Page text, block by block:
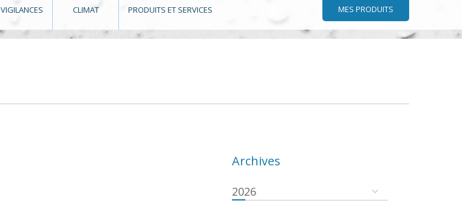
VIGILANCES CLIMAT PRODUITS ET SERVICES MES PRODUITS
Archives
2026